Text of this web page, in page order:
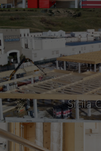
Sicila